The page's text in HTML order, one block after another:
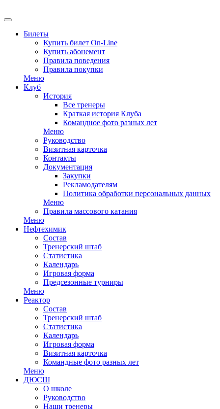
Билеты
Купить билет On-Line
Купить абонемент
Правила поведения
Правила покупки
Меню
Клуб
История
Все тренеры
Краткая история Клуба
Командное фото разных лет
Меню
Руководство
Визитная карточка
Контакты
Документация
Закупки
Рекламодателям
Политика обработки персональных данных
Меню
Правила массового катания
Меню
Нефтехимик
Состав
Тренерский штаб
Статистика
Календарь
Игровая форма
Предсезонные турниры
Меню
Реактор
Состав
Тренерский штаб
Статистика
Календарь
Игровая форма
Визитная карточка
Командные фото разных лет
Меню
ДЮСШ
О школе
Руководство
Наши тренеры